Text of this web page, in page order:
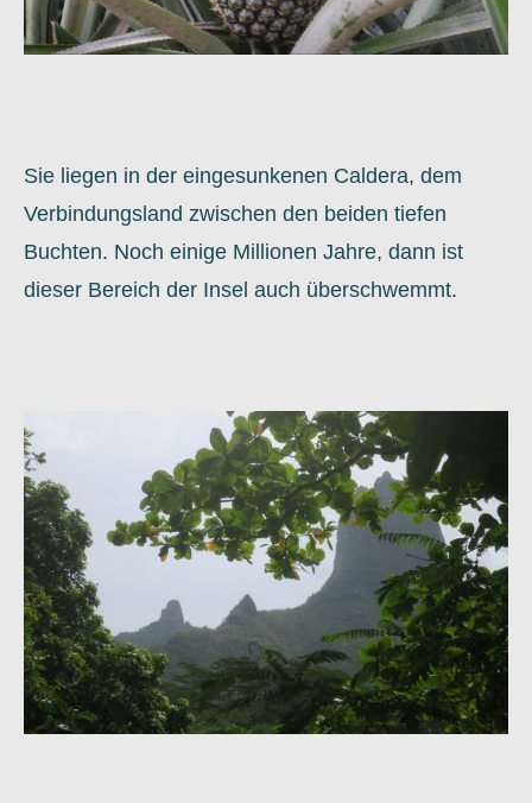
Sie liegen in der eingesunkenen Caldera, dem
Verbindungsland zwischen den beiden tiefen
Buchten. Noch einige Millionen Jahre, dann ist
dieser Bereich der Insel auch überschwemmt.